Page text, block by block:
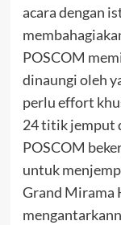
acara dengan
POSCOM
dinaungi oleh
perlu effort
24 titik jemput
POSCOM
untuk
Grand Mirama